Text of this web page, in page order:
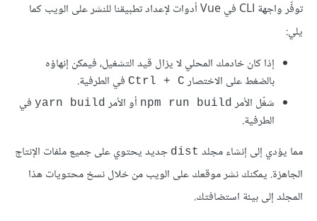
توفِّر واجهة CLI في Vue أدوات لإعداد تطبيقنا للنشر على الويب كما
يلي:
إذا كان خادمك المحلي لا يزال قيد التشغيل، فيمكن إنهاؤه
بالضغط على الاختصار Ctrl + C في الطرفية.
شغّل الأمر npm run build أو الأمر yarn build في
الطرفية.
مما يؤدي إلى إنشاء مجلد dist جديد يحتوي على جميع ملفات الإنتاج
الجاهزة. يمكنك نشر موقعك على الويب من خلال نسخ محتويات هذا
المجلد إلى بيئة استضافتك.